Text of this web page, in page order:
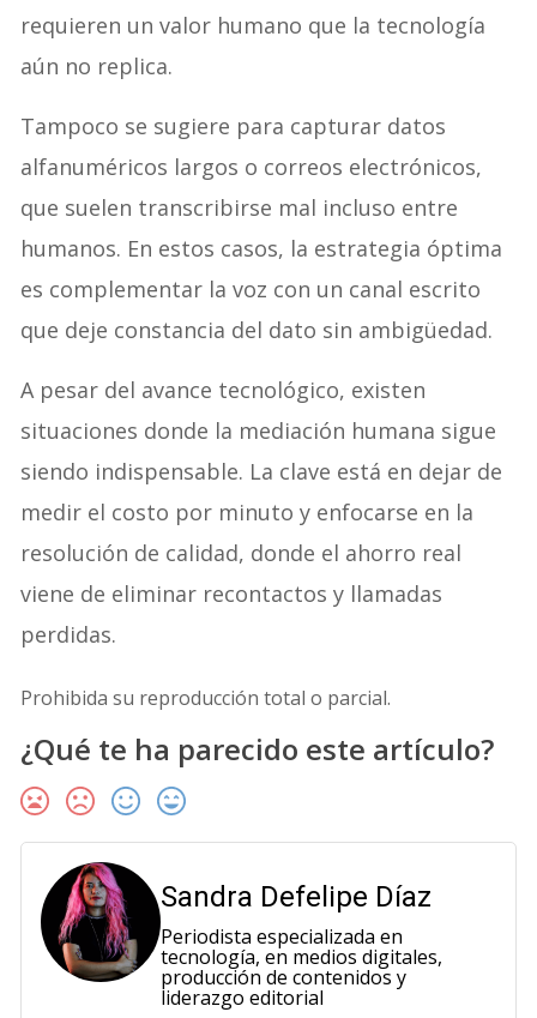
requieren un valor humano que la tecnología
aún no replica.
Tampoco se sugiere para capturar datos
alfanuméricos largos o correos electrónicos,
que suelen transcribirse mal incluso entre
humanos. En estos casos, la estrategia óptima
es complementar la voz con un canal escrito
que deje constancia del dato sin ambigüedad.
A pesar del avance tecnológico, existen
situaciones donde la mediación humana sigue
siendo indispensable. La clave está en dejar de
medir el costo por minuto y enfocarse en la
resolución de calidad, donde el ahorro real
viene de eliminar recontactos y llamadas
perdidas.
Prohibida su reproducción total o parcial.
¿Qué te ha parecido este artículo?
Sandra Defelipe Díaz
Periodista especializada en
tecnología, en medios digitales,
producción de contenidos y
liderazgo editorial